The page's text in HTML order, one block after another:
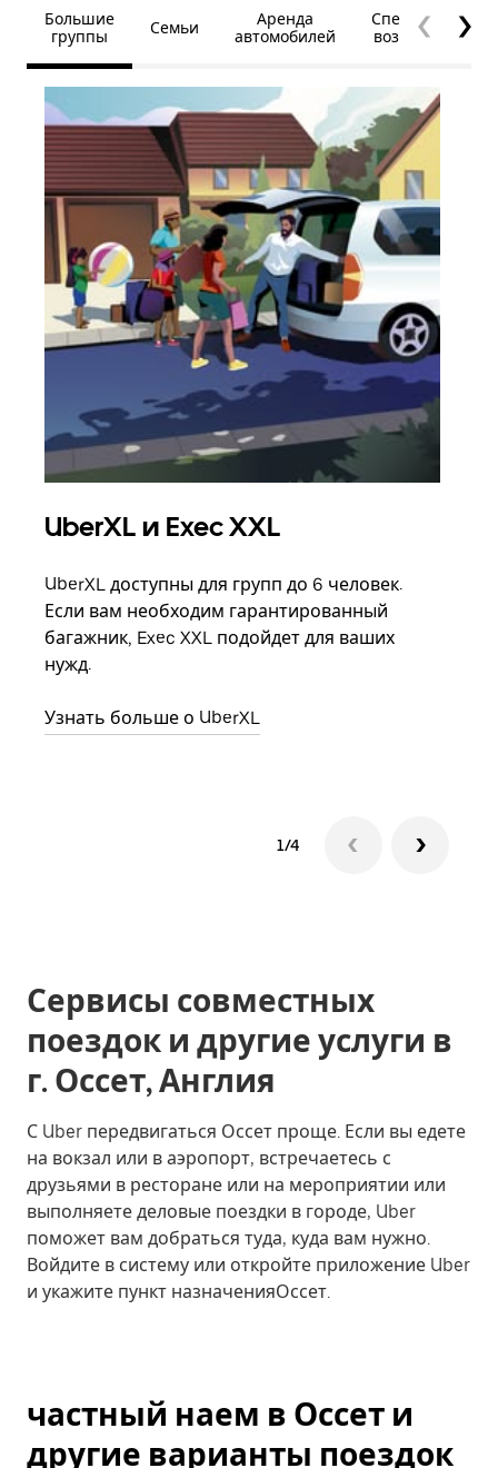
Большие
группы
Семьи
Аренда
автомобилей
Специальные
возможности
UberXL и Exec XXL
UberXL доступны для групп до 6 человек.
Если вам необходим гарантированный
багажник, Exec XXL подойдет для ваших
нужд.
Узнать больше о UberXL
1/4
Сервисы совместных
поездок и другие услуги в
г. Оссет, Англия
С Uber передвигаться Оссет проще. Если вы едете
на вокзал или в аэропорт, встречаетесь с
друзьями в ресторане или на мероприятии или
выполняете деловые поездки в городе, Uber
поможет вам добраться туда, куда вам нужно.
Войдите в систему или откройте приложение Uber
и укажите пункт назначенияОссет.
частный наем в Оссет и
другие варианты поездок